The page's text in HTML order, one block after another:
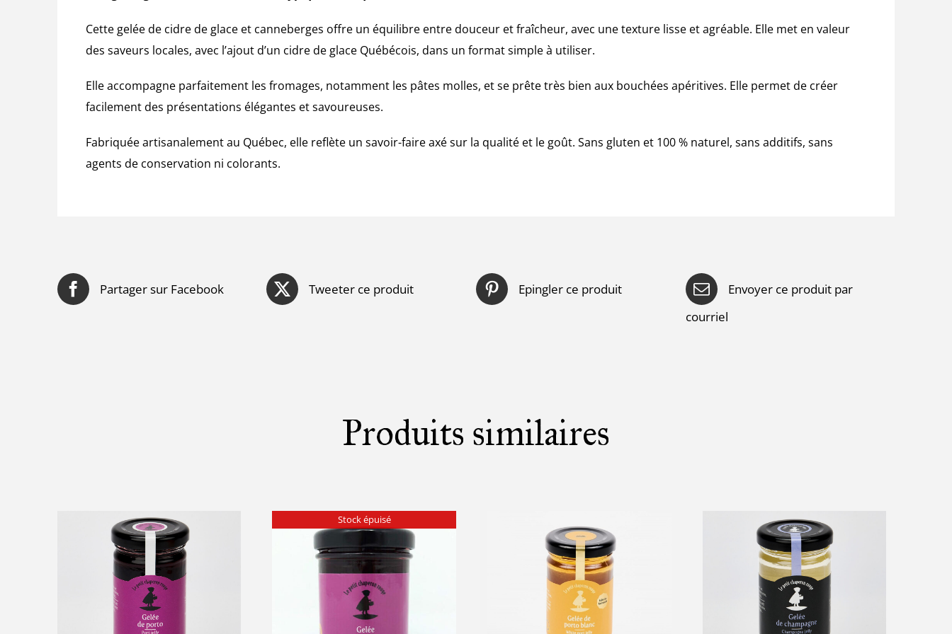
Cette gelée de cidre de glace et canneberges offre un équilibre entre douceur et fraîcheur, avec une texture lisse et agréable. Elle met en valeur
des saveurs locales, avec l’ajout d’un cidre de glace Québécois, dans un format simple à utiliser.
Elle accompagne parfaitement les fromages, notamment les pâtes molles, et se prête très bien aux bouchées apéritives. Elle permet de créer
facilement des présentations élégantes et savoureuses.
Fabriquée artisanalement au Québec, elle reflète un savoir-faire axé sur la qualité et le goût. Sans gluten et 100 % naturel, sans additifs, sans
agents de conservation ni colorants.
Partager sur Facebook Tweeter ce produit Epingler ce produit
Envoyer ce produit par
courriel
Produits similaires
Stock épuisé